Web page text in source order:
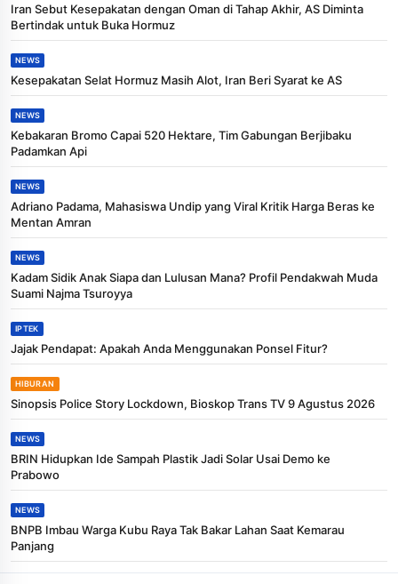
Iran Sebut Kesepakatan dengan Oman di Tahap Akhir, AS Diminta
Bertindak untuk Buka Hormuz
NEWS
Kesepakatan Selat Hormuz Masih Alot, Iran Beri Syarat ke AS
NEWS
Kebakaran Bromo Capai 520 Hektare, Tim Gabungan Berjibaku
Padamkan Api
NEWS
Adriano Padama, Mahasiswa Undip yang Viral Kritik Harga Beras ke
Mentan Amran
NEWS
Kadam Sidik Anak Siapa dan Lulusan Mana? Profil Pendakwah Muda
Suami Najma Tsuroyya
IPTEK
Jajak Pendapat: Apakah Anda Menggunakan Ponsel Fitur?
HIBURAN
Sinopsis Police Story Lockdown, Bioskop Trans TV 9 Agustus 2026
NEWS
BRIN Hidupkan Ide Sampah Plastik Jadi Solar Usai Demo ke
Prabowo
NEWS
BNPB Imbau Warga Kubu Raya Tak Bakar Lahan Saat Kemarau
Panjang